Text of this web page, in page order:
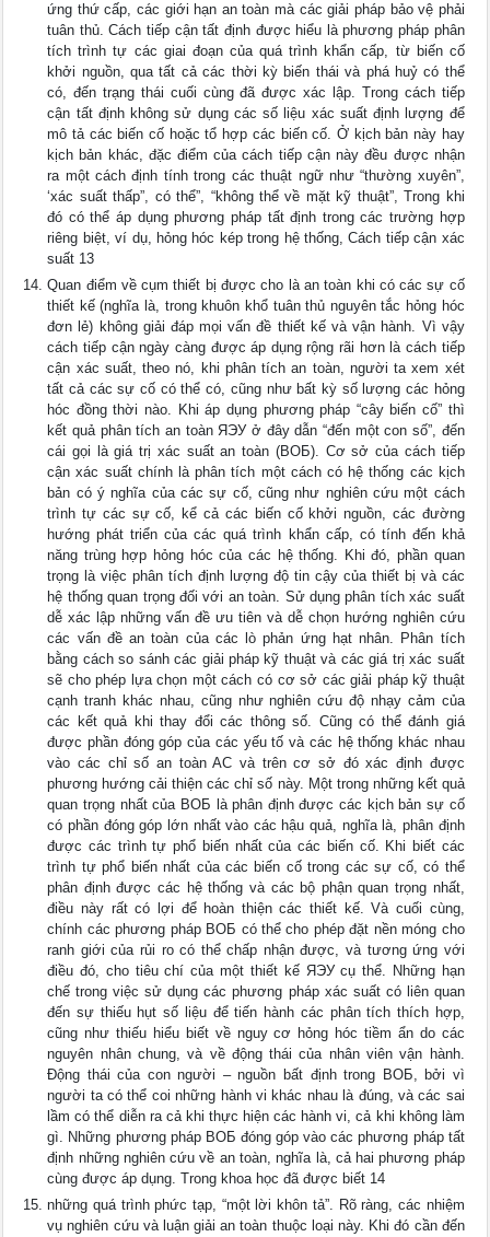
ứng thứ cấp, các giới hạn an toàn mà các giải pháp bảo vệ phải
tuân thủ. Cách tiếp cận tất định được hiểu là phương pháp phân
tích trình tự các giai đoạn của quá trình khẩn cấp, từ biến cố
khởi nguồn, qua tất cả các thời kỳ biến thái và phá huỷ có thể
có, đến trạng thái cuối cùng đã được xác lập. Trong cách tiếp
cận tất định không sử dụng các số liệu xác suất định lượng để
mô tả các biến cố hoặc tổ hợp các biến cố. Ở kịch bản này hay
kịch bản khác, đặc điểm của cách tiếp cận này đều được nhận
ra một cách định tính trong các thuật ngữ như “thường xuyên”,
‘xác suất thấp”, có thể”, “không thể về mặt kỹ thuật”, Trong khi
đó có thể áp dụng phương pháp tất định trong các trường hợp
riêng biệt, ví dụ, hỏng hóc kép trong hệ thống, Cách tiếp cận xác
suất 13
Quan điểm về cụm thiết bị được cho là an toàn khi có các sự cố
thiết kế (nghĩa là, trong khuôn khổ tuân thủ nguyên tắc hỏng hóc
đơn lẻ) không giải đáp mọi vấn đề thiết kế và vận hành. Vì vậy
cách tiếp cận ngày càng được áp dụng rộng rãi hơn là cách tiếp
cận xác suất, theo nó, khi phân tích an toàn, người ta xem xét
tất cả các sự cố có thể có, cũng như bất kỳ số lượng các hỏng
hóc đồng thời nào. Khi áp dụng phương pháp “cây biến cố” thì
kết quả phân tích an toàn ЯЭУ ở đây dẫn “đến một con số”, đến
cái gọi là giá trị xác suất an toàn (ВОБ). Cơ sở của cách tiếp
cận xác suất chính là phân tích một cách có hệ thống các kịch
bản có ý nghĩa của các sự cố, cũng như nghiên cứu một cách
trình tự các sự cố, kể cả các biến cố khởi nguồn, các đường
hướng phát triển của các quá trình khẩn cấp, có tính đến khả
năng trùng hợp hỏng hóc của các hệ thống. Khi đó, phần quan
trọng là việc phân tích định lượng độ tin cậy của thiết bị và các
hệ thống quan trọng đối với an toàn. Sử dụng phân tích xác suất
dễ xác lập những vấn đề ưu tiên và dễ chọn hướng nghiên cứu
các vấn đề an toàn của các lò phản ứng hạt nhân. Phân tích
bằng cách so sánh các giải pháp kỹ thuật và các giá trị xác suất
sẽ cho phép lựa chọn một cách có cơ sở các giải pháp kỹ thuật
cạnh tranh khác nhau, cũng như nghiên cứu độ nhạy cảm của
các kết quả khi thay đổi các thông số. Cũng có thể đánh giá
được phần đóng góp của các yếu tố và các hệ thống khác nhau
vào các chỉ số an toàn AC và trên cơ sở đó xác định được
phương hướng cải thiện các chỉ số này. Một trong những kết quả
quan trọng nhất của ВОБ là phân định được các kịch bản sự cố
có phần đóng góp lớn nhất vào các hậu quả, nghĩa là, phân định
được các trình tự phổ biến nhất của các biến cố. Khi biết các
trình tự phổ biến nhất của các biến cố trong các sự cố, có thể
phân định được các hệ thống và các bộ phận quan trọng nhất,
điều này rất có lợi để hoàn thiện các thiết kế. Và cuối cùng,
chính các phương pháp ВОБ có thể cho phép đặt nền móng cho
ranh giới của rủi ro có thể chấp nhận được, và tương ứng với
điều đó, cho tiêu chí của một thiết kế ЯЭУ cụ thể. Những hạn
chế trong việc sử dụng các phương pháp xác suất có liên quan
đến sự thiếu hụt số liệu để tiến hành các phân tích thích hợp,
cũng như thiếu hiểu biết về nguy cơ hỏng hóc tiềm ẩn do các
nguyên nhân chung, và về động thái của nhân viên vận hành.
Động thái của con người – nguồn bất định trong ВОБ, bởi vì
người ta có thể coi những hành vi khác nhau là đúng, và các sai
lầm có thể diễn ra cả khi thực hiện các hành vi, cả khi không làm
gì. Những phương pháp ВОБ đóng góp vào các phương pháp tất
định những nghiên cứu về an toàn, nghĩa là, cả hai phương pháp
cùng được áp dụng. Trong khoa học đã được biết 14
những quá trình phức tạp, “một lời khôn tả”. Rõ ràng, các nhiệm
vụ nghiên cứu và luận giải an toàn thuộc loại này. Khi đó cần đến